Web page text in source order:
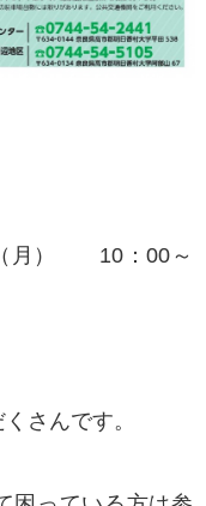
（月） 10：00～
さんです。